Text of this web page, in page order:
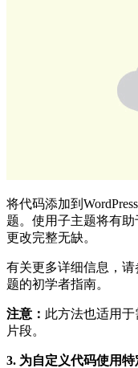
将代码添加到
题。使用子主题将有
更改完整无缺。
有关更多详细信息，请
题的初学者指南。
注意： 此方法也适用
片段。
3. 为自定义代码使用